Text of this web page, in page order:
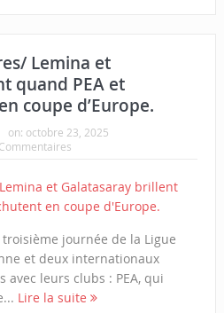
Lemina et
quand PEA et
coupe d’Europe.
on: octobre 23, 2025
journée de la Ligue
et deux internationaux
avec leurs clubs : PEA, qui
Lire la suite